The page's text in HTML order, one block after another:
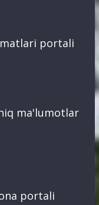
portali
ma'lumotlar
portali